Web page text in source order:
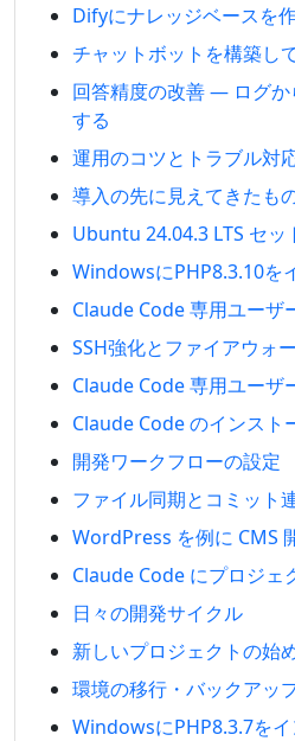
Difyにナレッジベースを
チャットボットを構築し
回答精度の改善 — ログ
する
運用のコツとトラブル対
導入の先に見えてきたも
Ubuntu 24.04.3 LTS セッ
WindowsにPHP8.3.10を
Claude Code 専用ユーザ
SSH強化とファイアウォ
Claude Code 専用ユーザ
Claude Code のインスト
開発ワークフローの設定
ファイル同期とコミット
WordPress を例に CMS
Claude Code にプロジェ
日々の開発サイクル
新しいプロジェクトの始
環境の移行・バックアッ
WindowsにPHP8.3.7を